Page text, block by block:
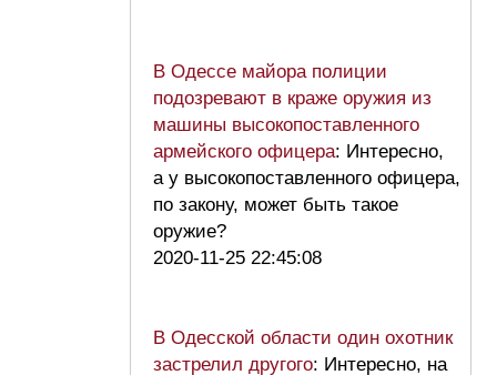
В Одессе майора полиции
подозревают в краже оружия из
машины высокопоставленного
армейского офицера: Интересно,
а у высокопоставленного офицера,
по закону, может быть такое
оружие?
2020-11-25 22:45:08
В Одесской области один охотник
застрелил другого: Интересно, на